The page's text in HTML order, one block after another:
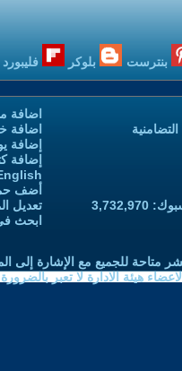
بنترست بلوكر فليبورد
اضافة
اضافة
إضافة
إضافة
أضف
تعديل
ابحث
متاحة للجميع مع الإشارة إلى
هيئة الادارة لا تعبر